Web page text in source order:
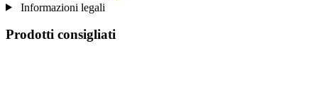
Informazioni legali
Prodotti consigliati